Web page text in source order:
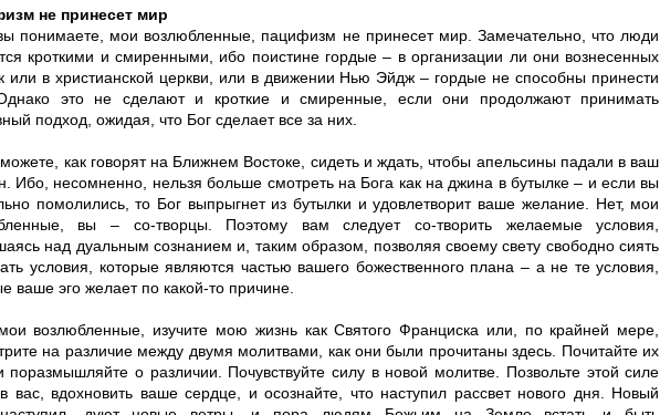
не принесет мир
понимаете, мои возлюбленные, пацифизм не принесет мир. Замечательно, что люди
кроткими и смиренными, ибо поистине гордые – в организации ли они вознесенных
или в христианской церкви, или в движении Нью Эйдж – гордые не способны принести
это не сделают и кроткие и смиренные, если они продолжают принимать
подход, ожидая, что Бог сделает все за них.
как говорят на Ближнем Востоке, сидеть и ждать, чтобы апельсины падали в ваш
Ибо, несомненно, нельзя больше смотреть на Бога как на джина в бутылке – и если вы
помолились, то Бог выпрыгнет из бутылки и удовлетворит ваше желание. Нет, мои
вы – со-творцы. Поэтому вам следует со-творить желаемые условия,
над дуальным сознанием и, таким образом, позволяя своему свету свободно сиять
условия, которые являются частью вашего божественного плана – а не те условия,
ваше эго желает по какой-то причине.
возлюбленные, изучите мою жизнь как Святого Франциска или, по крайней мере,
на различие между двумя молитвами, как они были прочитаны здесь. Почитайте их
поразмышляйте о различии. Почувствуйте силу в новой молитве. Позвольте этой силе
вас, вдохновить ваше сердце, и осознайте, что наступил рассвет нового дня. Новый